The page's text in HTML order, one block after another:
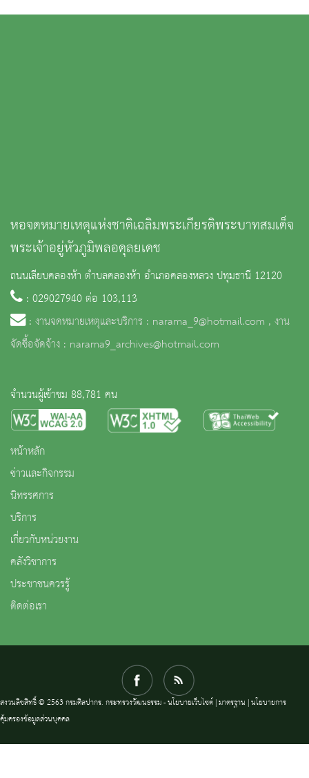
หอจดหมายเหตุแห่งชาติเฉลิมพระเกียรติพระบาทสมเด็จ
พระเจ้าอยู่หัวภูมิพลอดุลยเดช
ถนนเลียบคลองห้า ตำบลคลองห้า อำเภอคลองหลวง ปทุมธานี 12120
: 029027940 ต่อ 103,113
: งานจดหมายเหตุและบริการ : narama_9@hotmail.com , งาน
จัดซื้อจัดจ้าง : narama9_archives@hotmail.com
จำนวนผู้เข้าชม 88,781 คน
หน้าหลัก
ข่าวและกิจกรรม
นิทรรศการ
บริการ
เกี่ยวกับหน่วยงาน
คลังวิชาการ
ประชาชนควรรู้
ติดต่อเรา
สงวนลิขสิทธิ์ © 2563 กรมศิลปากร. กระทรวงวัฒนธรรม -นโยบายเว็บไซต์|มาตรฐาน |นโยบายการ
คุ้มครองข้อมูลส่วนบุคคล